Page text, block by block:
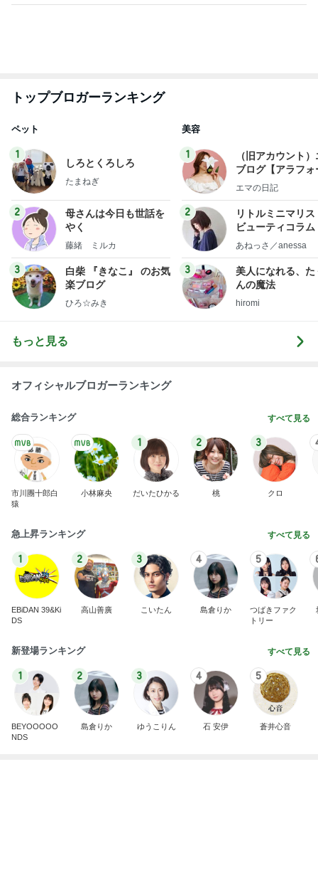
トップブロガーランキング
ペット
1
しろとくろしろ
たまねぎ
2
母さんは今日も世話を
やく
藤緒 ミルカ
3
白柴 『きなこ』 のお気
楽ブログ
ひろ☆みき
美容
1
（旧アカウント
ブログ【アラフォ
社売却セカンドラ
エマの日記
2
リトルミニマリス
ビューティコラ
little
あねっさ／anessa
3
美人になれる、た
んの魔法
hiromi
もっと見る
オフィシャルブロガーランキング
総合ランキング すべて見る
市川團十郎白
猿
小林麻央
1
だいたひかる
2
桃
3
クロ
急上昇ランキング すべて見る
1
EBiDAN 39&Ki
DS
2
高山善廣
3
こいたん
4
島倉りか
5
つばきファク
トリー
新登場ランキング すべて見る
1
BEYOOOOO
NDS
2
島倉りか
3
ゆうこりん
4
石 安伊
5
蒼井心音